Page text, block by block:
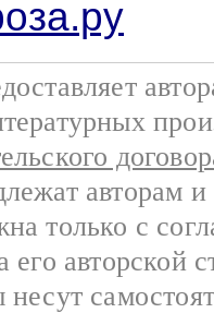
авторам
только с
его авторской
несут